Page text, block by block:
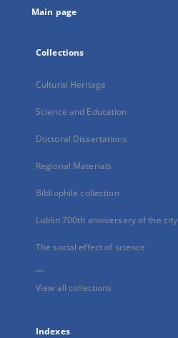
Main page
Collections
Cultural Heritage
Science and Education
Doctoral Dissertations
Regional Materials
Bibliophile collection
Lublin 700th anniversary of the city
The social effect of science
...
View all collections
Indexes